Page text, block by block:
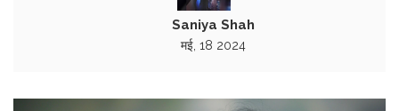
Saniya Shah
मई, 18 2024